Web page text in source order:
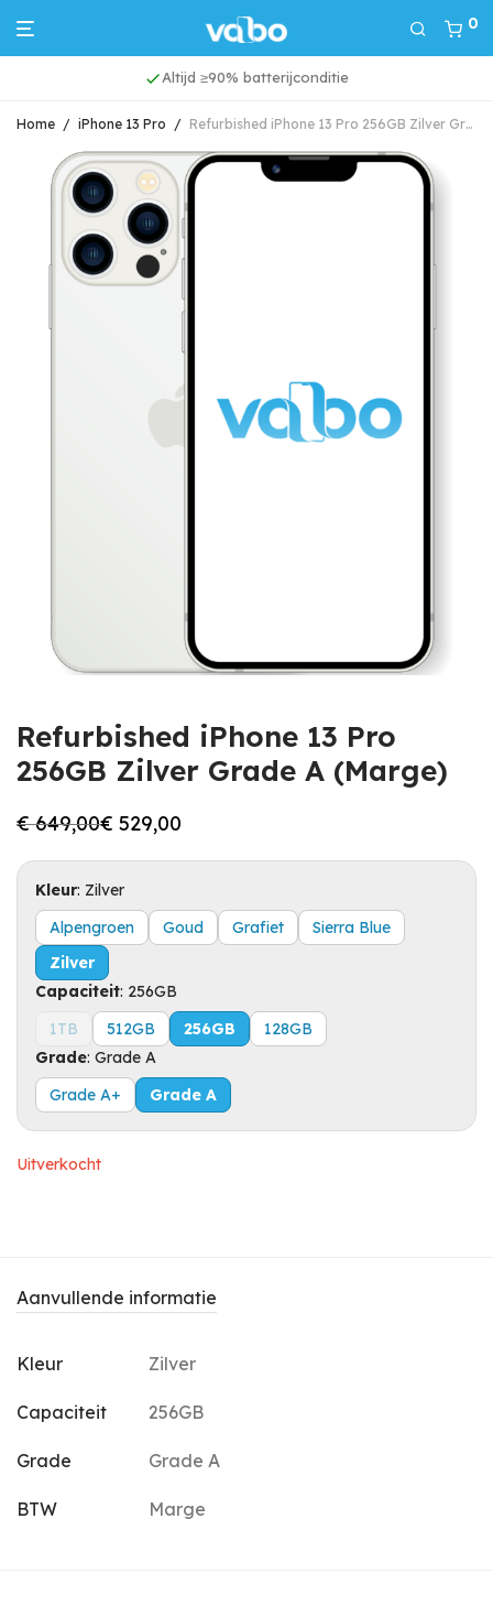
0
Altijd ≥90% batterijconditie
Home / iPhone 13 Pro / Refurbished iPhone 13 Pro 256GB Zilver Grade A (Marge)
Refurbished iPhone 13 Pro
256GB Zilver Grade A (Marge)
€649,00
Oorspronkelijke
was:
€ 649,00.
€ 529,00
Huidige
is:
€ 529,00.
Kleur: Zilver
Alpengroen
Goud Grafiet
Sierra Blue
Zilver
Capaciteit: 256GB
1TB
512GB 256GB
128GB
Grade: Grade A
Grade A+
Grade A
Uitverkocht
Aanvullende informatie
Kleur Zilver
Capaciteit 256GB
Grade Grade A
BTW Marge